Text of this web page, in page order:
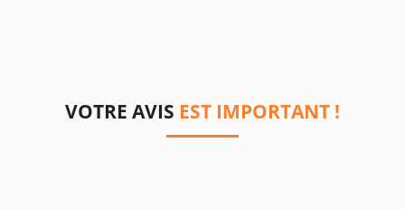
VOTRE AVIS EST IMPORTANT !